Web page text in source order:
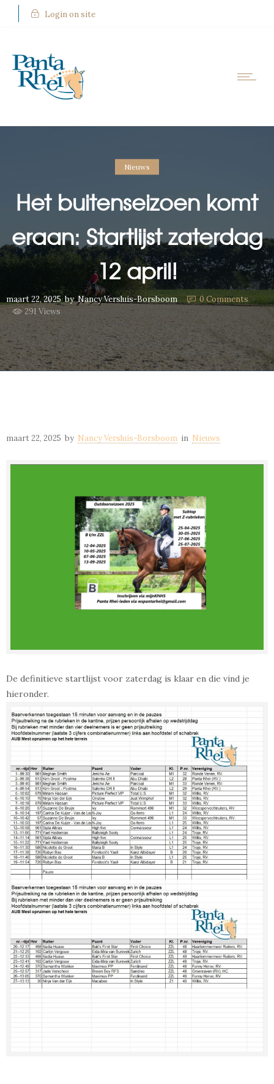
Login on site
Nieuws
Het buitenseizoen komt
eraan: Startlijst zaterdag
12 april!
maart 22, 2025 by Nancy Versluis-Borsboom 0 Comments
291 Views
maart 22, 2025 by Nancy Versluis-Borsboom in Nieuws
De definitieve startlijst voor zaterdag is klaar en die vind je
hieronder.